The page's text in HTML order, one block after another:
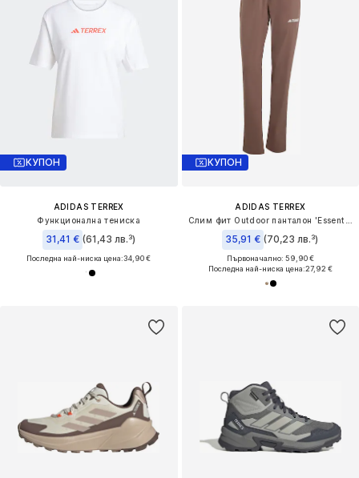
КУПОН
ADIDAS TERREX
Функционална тениска
31,41 € (61,43 лв.³)
Последна най-ниска цена:34,90 €
КУПОН
ADIDAS TERREX
35,91 € (70,23 лв.³)
Първоначално: 59,90 €
Последна най-ниска цена:27,92 €